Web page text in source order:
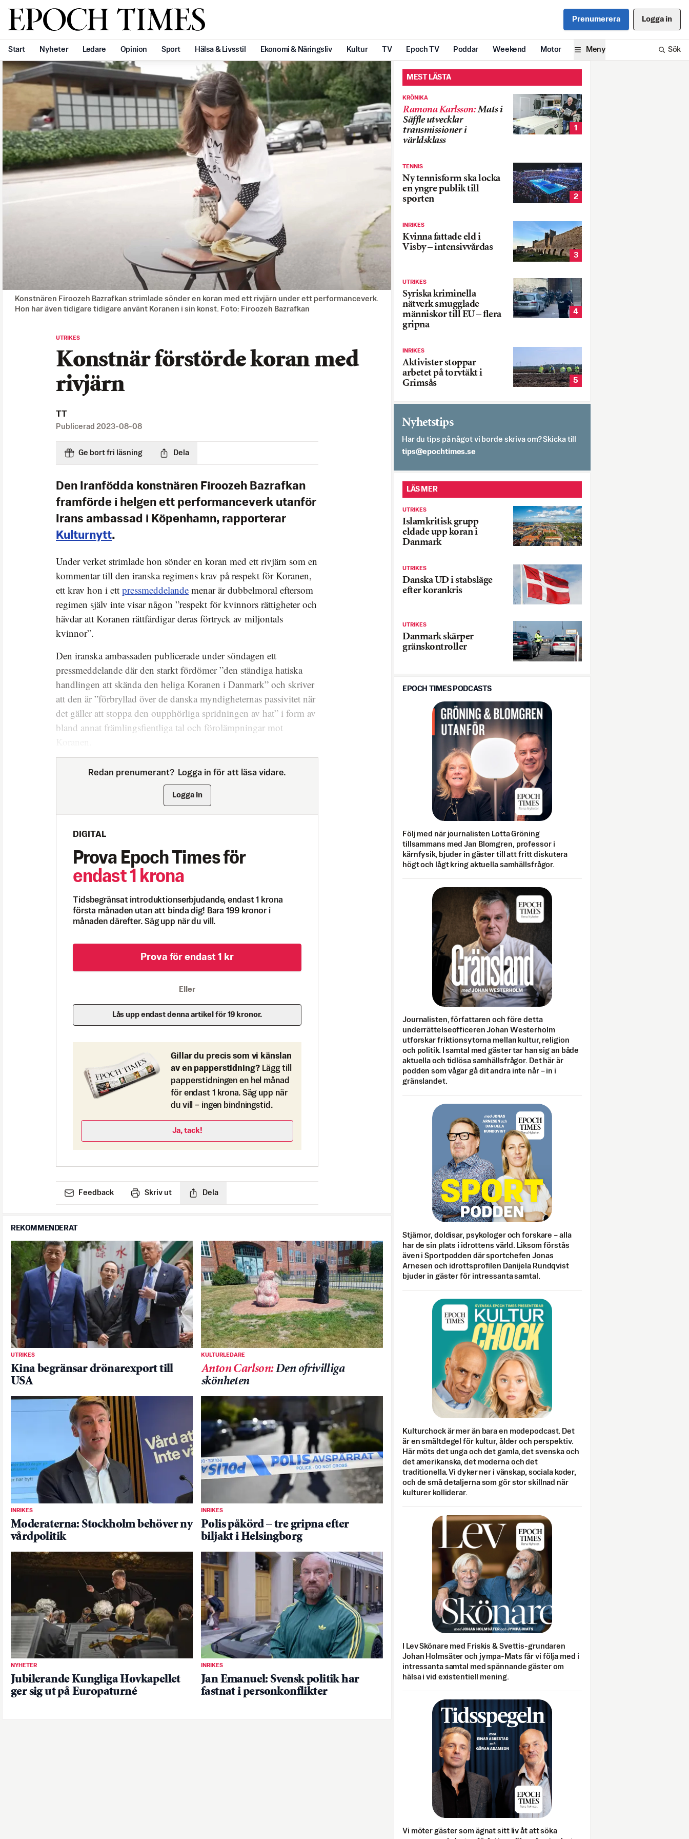
Svenska Epoch Times Prenumerera Logga in
Start Nyheter Ledare Opinion Sport Hälsa & Livsstil Ekonomi & Näringsliv Kultur TV Epoch TV Poddar Weekend Motor Meny Sök
Konstnären Firoozeh Bazrafkan strimlade sönder en koran med ett rivjärn under ett performanceverk.
Hon har även tidigare tidigare använt Koranen i sin konst. Foto: Firoozeh Bazrafkan
UTRIKES
Konstnär förstörde koran med
rivjärn
TT
Publicerad 2023-08-08
Ge bort fri läsning Dela
Den Iranfödda konstnären Firoozeh Bazrafkan
framförde i helgen ett performanceverk utanför
Irans ambassad i Köpenhamn, rapporterar
Kulturnytt.
Under verket strimlade hon sönder en koran med ett rivjärn som en
kommentar till den iranska regimens krav på respekt för Koranen,
ett krav hon i ett pressmeddelande menar är dubbelmoral eftersom
regimen själv inte visar någon ”respekt för kvinnors rättigheter och
hävdar att Koranen rättfärdigar deras förtryck av miljontals
kvinnor”.
Den iranska ambassaden publicerade under söndagen ett
pressmeddelande där den starkt fördömer ”den ständiga hatiska
handlingen att skända den heliga Koranen i Danmark” och skriver
att den är ”förbryllad över de danska myndigheternas passivitet när
det gäller att stoppa den oupphörliga spridningen av hat” i form av
bland annat främlingsfientliga tal och förolämpningar mot
Koranen.
Redan prenumerant? Logga in för att läsa vidare.
Logga in
DIGITAL
Prova Epoch Times för
endast 1 krona
Tidsbegränsat introduktionserbjudande, endast 1 krona
första månaden utan att binda dig! Bara 199 kronor i
månaden därefter. Säg upp när du vill.
Prova för endast 1 kr
Eller
Lås upp endast denna artikel för 19 kronor.
Gillar du precis som vi känslan
av en papperstidning? Lägg till
papperstidningen en hel månad
för endast 1 krona. Säg upp när
du vill – ingen bindningstid.
Ja, tack!
Feedback Skriv ut Dela
REKOMMENDERAT
UTRIKES
Kina begränsar drönarexport till
USA
KULTURLEDARE
Anton Carlson:Den ofrivilliga
skönheten
INRIKES
Moderaterna: Stockholm behöver ny
vårdpolitik
INRIKES
Polis påkörd – tre gripna efter
biljakt i Helsingborg
NYHETER
Jubilerande Kungliga Hovkapellet
ger sig ut på Europaturné
INRIKES
Jan Emanuel: Svensk politik har
fastnat i personkonflikter
MEST LÄSTA
KRÖNIKA
Ramona Karlsson:Mats i
Säffle utvecklar
transmissioner i
världsklass
1
TENNIS
Ny tennisform ska locka
en yngre publik till
sporten
2
INRIKES
Kvinna fattade eld i
Visby – intensivvårdas
3
UTRIKES
Syriska kriminella
nätverk smugglade
människor till EU – flera
gripna
4
INRIKES
Aktivister stoppar
arbetet på torvtäkt i
Grimsås
5
Nyhetstips
Har du tips på något vi borde skriva om? Skicka till
es.semithcope@spit
LÄS MER
UTRIKES
Islamkritisk grupp
eldade upp koran i
Danmark
UTRIKES
Danska UD i stabsläge
efter korankris
UTRIKES
Danmark skärper
gränskontroller
EPOCH TIMES PODCASTS
Följ med när journalisten Lotta Gröning
tillsammans med Jan Blomgren, professor i
kärnfysik, bjuder in gäster till att fritt diskutera
högt och lågt kring aktuella samhällsfrågor.
Journalisten, författaren och före detta
underrättelseofficeren Johan Westerholm
utforskar friktionsytorna mellan kultur, religion
och politik. I samtal med gäster tar han sig an både
aktuella och tidlösa samhällsfrågor. Det här är
podden som vågar gå dit andra inte når – in i
gränslandet.
Stjärnor, doldisar, psykologer och forskare – alla
har de sin plats i idrottens värld. Liksom förstås
även i Sportpodden där sportchefen Jonas
Arnesen och idrottsprofilen Danijela Rundqvist
bjuder in gäster för intressanta samtal.
Kulturchock är mer än bara en modepodcast. Det
är en smältdegel för kultur, ålder och perspektiv.
Här möts det unga och det gamla, det svenska och
det amerikanska, det moderna och det
traditionella. Vi dyker ner i vänskap, sociala koder,
och de små detaljerna som gör stor skillnad när
kulturer kolliderar.
I Lev Skönare med Friskis & Svettis-grundaren
Johan Holmsäter och jympa-Mats får vi följa med i
intressanta samtal med spännande gäster om
hälsa i vid existentiell mening.
Vi möter gäster som ägnat sitt liv åt att söka